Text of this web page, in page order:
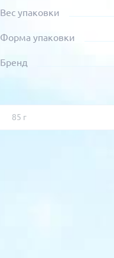
Вес упаковки
Форма упаковки
Бренд
85 г